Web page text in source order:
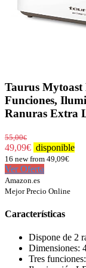
Taurus Mytoast
Funciones,
Ranuras Extra
55,00€
49,09€ disponible
16 new from 49,09€
Ver Oferta
Amazon.es
Mejor Precio Online
Características
Dispone de 2
Dimensiones:
Tres